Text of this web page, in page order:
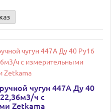
чугун 447A Ду 40
ч с
Zetkama